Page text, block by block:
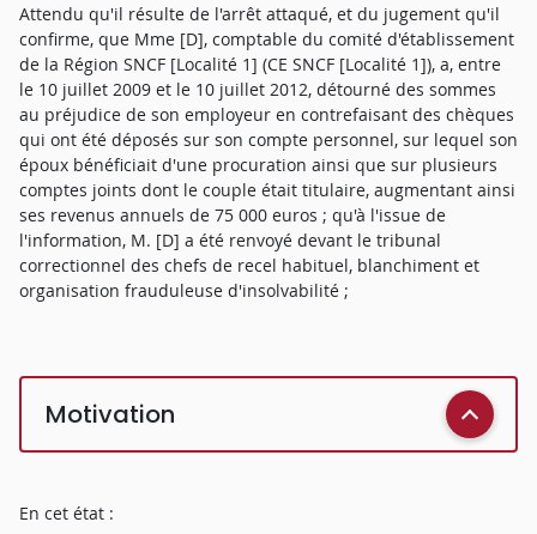
Attendu qu'il résulte de l'arrêt attaqué, et du jugement qu'il
confirme, que Mme [D], comptable du comité d'établissement
de la Région SNCF [Localité 1] (CE SNCF [Localité 1]), a, entre
le 10 juillet 2009 et le 10 juillet 2012, détourné des sommes
au préjudice de son employeur en contrefaisant des chèques
qui ont été déposés sur son compte personnel, sur lequel son
époux bénéficiait d'une procuration ainsi que sur plusieurs
comptes joints dont le couple était titulaire, augmentant ainsi
ses revenus annuels de 75 000 euros ; qu'à l'issue de
l'information, M. [D] a été renvoyé devant le tribunal
correctionnel des chefs de recel habituel, blanchiment et
organisation frauduleuse d'insolvabilité ;
Motivation
En cet état :